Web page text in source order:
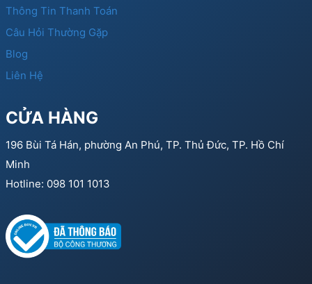
Thông Tin Thanh Toán
Câu Hỏi Thường Gặp
Blog
Liên Hệ
CỬA HÀNG
196 Bùi Tá Hán, phường An Phú, TP. Thủ Đức, TP. Hồ Chí
Minh
Hotline: 098 101 1013